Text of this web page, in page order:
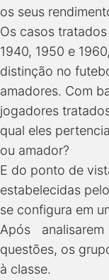
os seus
Os casos
1940, 1950 e
distinção no
amadores. Com
jogadores
qual eles
ou amador?
E do ponto de
estabelecidas
se configura em
Após
questões, os
à classe.